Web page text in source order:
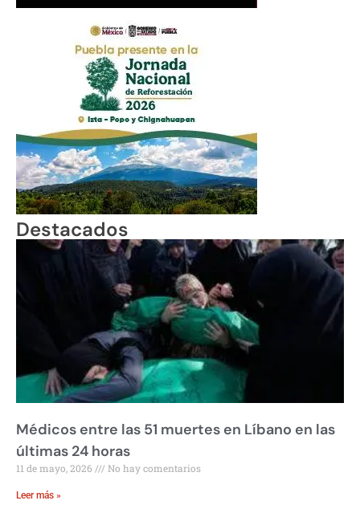
Destacados
Médicos entre las 51 muertes en Líbano en las
últimas 24 horas
11 de mayo, 2026 No hay comentarios
Leer más »